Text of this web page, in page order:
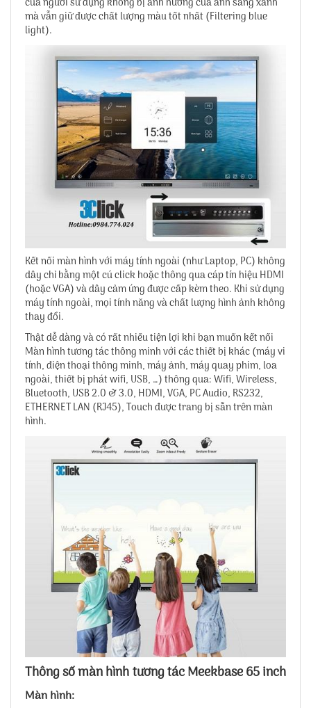
của người sử dụng không bị ảnh hưởng của ánh sáng xanh
mà vẫn giữ được chất lượng màu tốt nhất (Filtering blue
light).
Kết nối màn hình với máy tính ngoài (như Laptop, PC) không
dây chỉ bằng một cú click hoặc thông qua cáp tín hiệu HDMI
(hoặc VGA) và dây cảm ứng được cấp kèm theo. Khi sử dụng
máy tính ngoài, mọi tính năng và chất lượng hình ảnh không
thay đổi.
Thật dễ dàng và có rất nhiều tiện lợi khi bạn muốn kết nối
Màn hình tương tác thông minh với các thiết bị khác (máy vi
tính, điện thoại thông minh, máy ảnh, máy quay phim, loa
ngoài, thiết bị phát wifi, USB, …) thông qua: Wifi, Wireless,
Bluetooth, USB 2.0 & 3.0, HDMI, VGA, PC Audio, RS232,
ETHERNET LAN (RJ45), Touch được trang bị sẵn trên màn
hình.
Thông số màn hình tương tác Meekbase 65 inch
Màn hình: